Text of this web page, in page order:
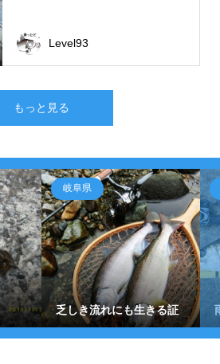
Level93
もっと見る
岐阜県
乏しき流れにも生きる証